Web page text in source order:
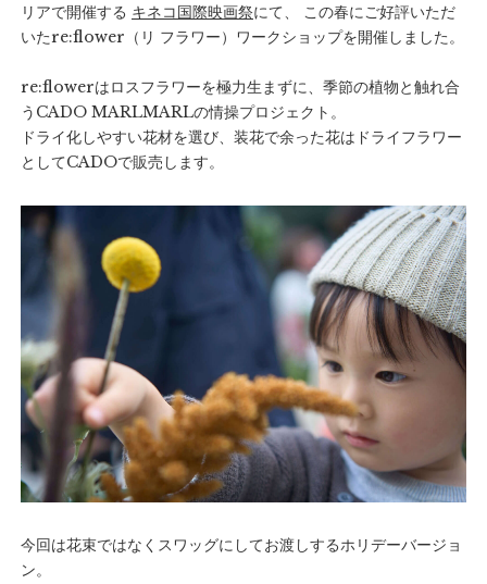
リアで開催する キネコ国際映画祭にて、 この春にご好評いただ
いたre:flower（リ フラワー）ワークショップを開催しました。
re:flowerはロスフラワーを極力生まずに、季節の植物と触れ合
うCADO MARLMARLの情操プロジェクト。
ドライ化しやすい花材を選び、装花で余った花はドライフラワー
としてCADOで販売します。
今回は花束ではなくスワッグにしてお渡しするホリデーバージョ
ン。